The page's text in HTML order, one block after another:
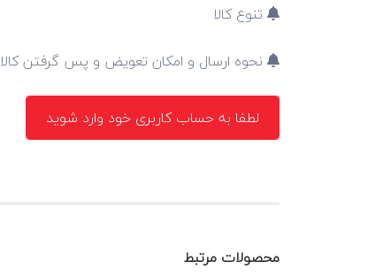
تنوع کالا
نحوه ارسال و امکان تعویض و پس گرفتن کالا
لطفا به حساب کاربری خود وارد شوید
محصولات مرتبط